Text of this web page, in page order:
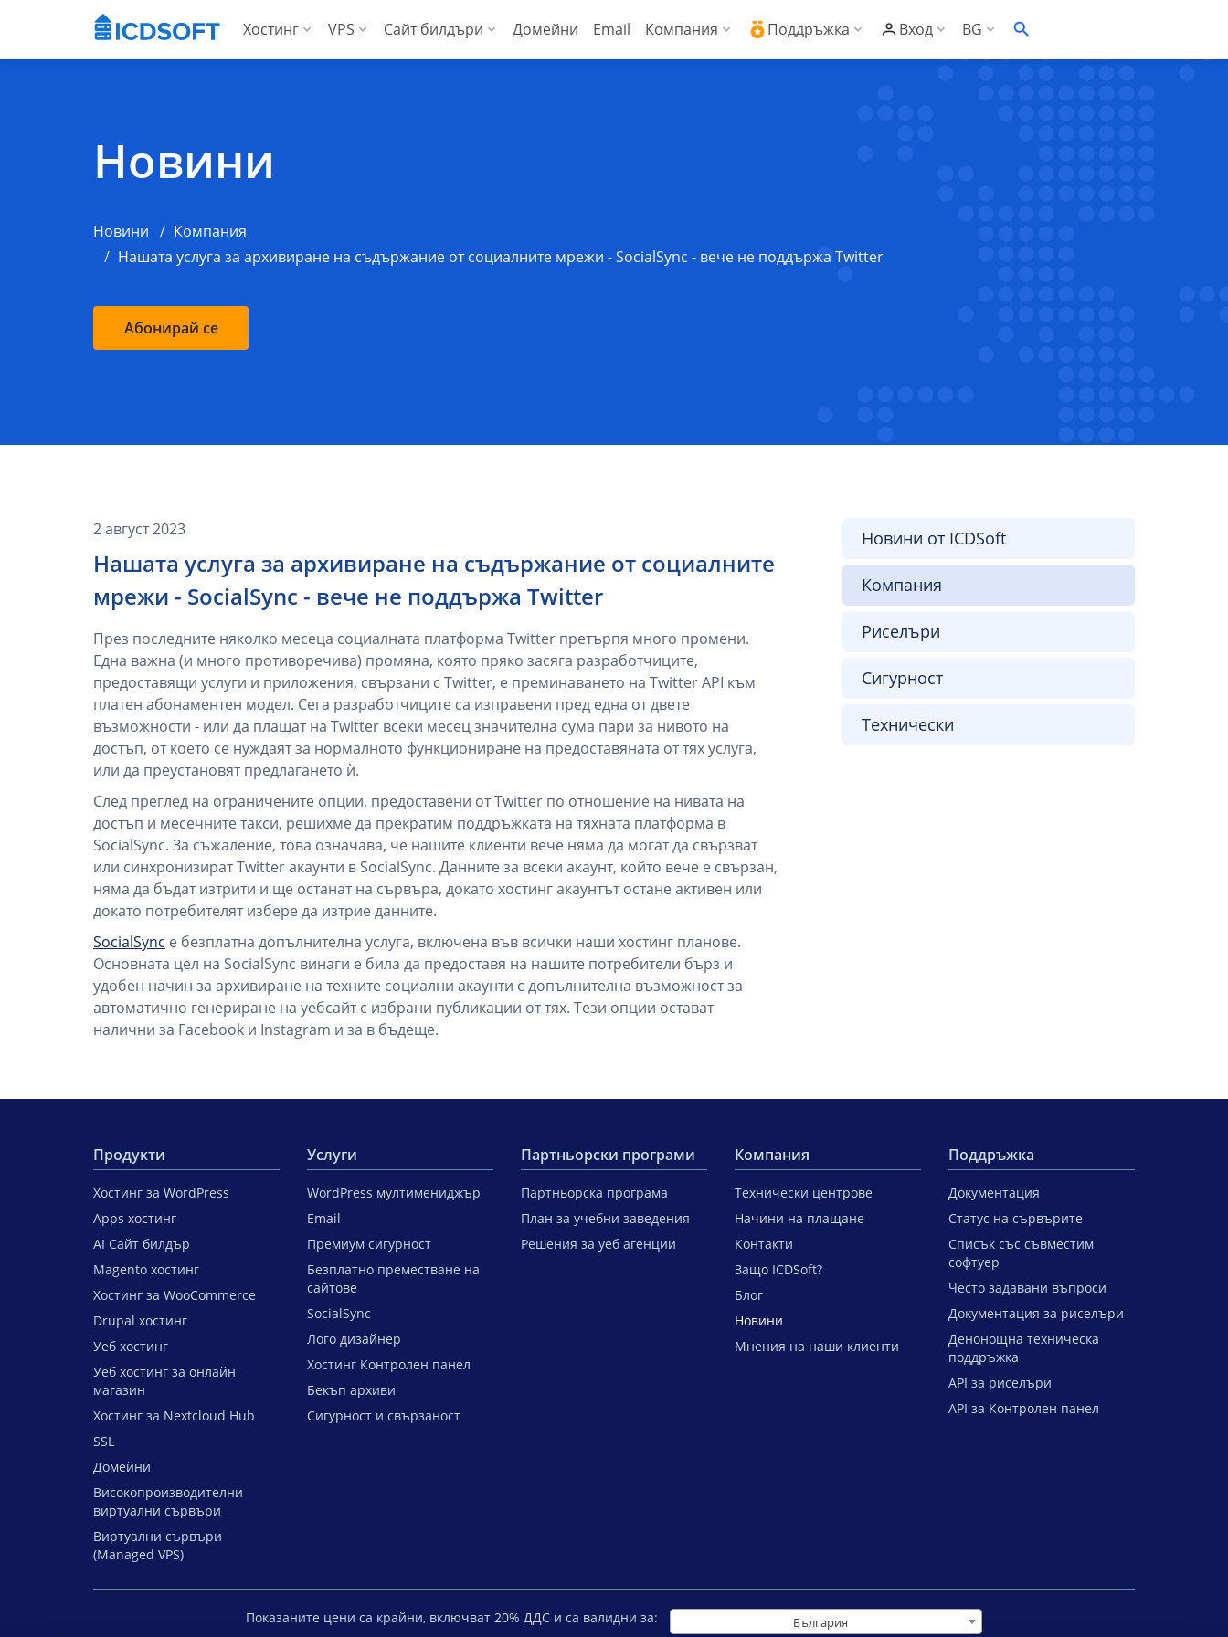
Хостинг VPS Сайт билдъри Домейни Email Компания Поддръжка Вход BG
Новини
Новини
Компания
Нашата услуга за архивиране на съдържание от социалните мрежи - SocialSync - вече не поддържа Twitter
Абонирай се
Новини от ICDSoft
Компания
Риселъри
Сигурност
Технически
2 август 2023
Нашата услуга за архивиране на съдържание от социалните
мрежи - SocialSync - вече не поддържа Twitter
През последните няколко месеца социалната платформа Twitter претърпя много промени.
Една важна (и много противоречива) промяна, която пряко засяга разработчиците,
предоставящи услуги и приложения, свързани с Twitter, е преминаването на Twitter API към
платен абонаментен модел. Сега разработчиците са изправени пред една от двете
възможности - или да плащат на Twitter всеки месец значителна сума пари за нивото на
достъп, от което се нуждаят за нормалното функциониране на предоставяната от тях услуга,
или да преустановят предлагането ѝ.
След преглед на ограничените опции, предоставени от Twitter по отношение на нивата на
достъп и месечните такси, решихме да прекратим поддръжката на тяхната платформа в
SocialSync. За съжаление, това означава, че нашите клиенти вече няма да могат да свързват
или синхронизират Twitter акаунти в SocialSync. Данните за всеки акаунт, който вече е свързан,
няма да бъдат изтрити и ще останат на сървъра, докато хостинг акаунтът остане активен или
докато потребителят избере да изтрие данните.
SocialSync е безплатна допълнителна услуга, включена във всички наши хостинг планове.
Основната цел на SocialSync винаги е била да предоставя на нашите потребители бърз и
удобен начин за архивиране на техните социални акаунти с допълнителна възможност за
автоматично генериране на уебсайт с избрани публикации от тях. Тези опции остават
налични за Facebook и Instagram и за в бъдеще.
Продукти
Хостинг за WordPress
Apps хостинг
AI Сайт билдър
Magento хостинг
Хостинг за WooCommerce
Drupal хостинг
Уеб хостинг
Уеб хостинг за онлайн
магазин
Хостинг за Nextcloud Hub
SSL
Домейни
Високопроизводителни
виртуални сървъри
Виртуални сървъри
(Managed VPS)
Услуги
WordPress мултимениджър
Email
Премиум сигурност
Безплатно преместване на
сайтове
SocialSync
Лого дизайнер
Хостинг Контролен панел
Бекъп архиви
Сигурност и свързаност
Партньорски програми
Партньорска програма
План за учебни заведения
Решения за уеб агенции
Компания
Технически центрове
Начини на плащане
Контакти
Защо ICDSoft?
Блог
Новини
Мнения на наши клиенти
Поддръжка
Документация
Статус на сървърите
Списък със съвместим
софтуер
Често задавани въпроси
Документация за риселъри
Денонощна техническа
поддръжка
API за риселъри
API за Контролен панел
Показаните цени са крайни, включват 20% ДДС и са валидни за: България